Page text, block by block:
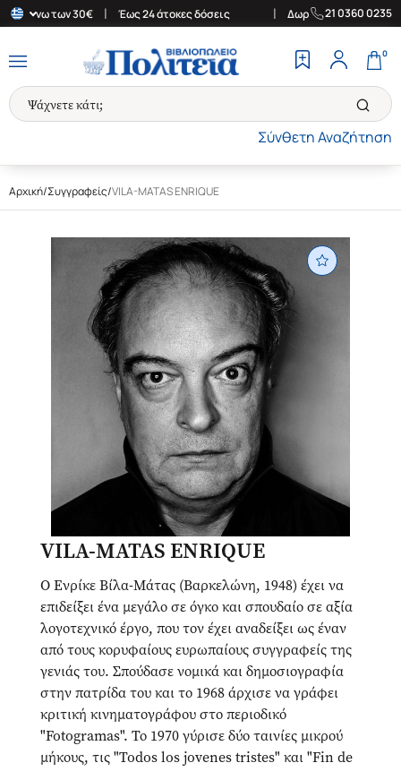
άνω των 30€ | Έως 24 άτοκες δόσεις Δωρεάν Μεταφορικά
21 0360 0235
Σύνθετη Αναζήτηση
0
Αρχική/Συγγραφείς/VILA-MATAS ENRIQUE
VILA-MATAS ENRIQUE
Ο Ενρίκε Βίλα-Μάτας (Βαρκελώνη, 1948) έχει να
επιδείξει ένα μεγάλο σε όγκο και σπουδαίο σε αξία
λογοτεχνικό έργο, που τον έχει αναδείξει ως έναν
από τους κορυφαίους ευρωπαίους συγγραφείς της
γενιάς του. Σπούδασε νομικά και δημοσιογραφία
στην πατρίδα του και το 1968 άρχισε να γράφει
κριτική κινηματογράφου στο περιοδικό
"Fotogramas". Το 1970 γύρισε δύο ταινίες μικρού
μήκους, τις "Todos los jovenes tristes" και "Fin de